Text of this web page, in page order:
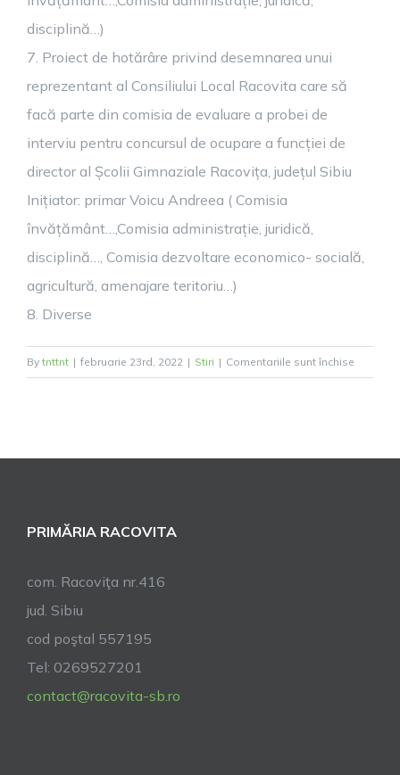
disciplină…)
7. Proiect de hotărâre privind desemnarea unui
reprezentant al Consiliului Local Racovita care să
facă parte din comisia de evaluare a probei de
interviu pentru concursul de ocupare a funcției de
director al Școlii Gimnaziale Racovița, județul Sibiu
Inițiator: primar Voicu Andreea ( Comisia
învățământ…,Comisia administrație, juridică,
disciplină…, Comisia dezvoltare economico- socială,
agricultură, amenajare teritoriu…)
8. Diverse
By tnttnt | februarie 23rd, 2022 | Stiri | Comentariile sunt închise
Ședința
PRIMĂRIA RACOVITA
com. Racoviţa nr.416
jud. Sibiu
cod poştal 557195
Tel: 0269527201
contact@racovita-sb.ro